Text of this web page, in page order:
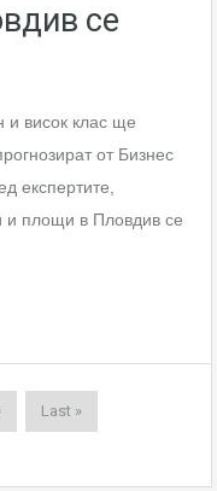
се
висок клас ще
от Бизнес
експертите,
и площи в Пловдив се
Last »